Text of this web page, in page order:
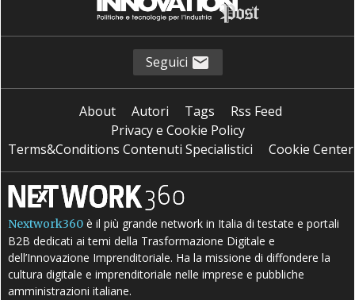
Seguici
About Autori Tags
Rss Feed
Privacy e Cookie Policy
Terms&Conditions Contenuti Specialistici
Cookie Center
Nextwork360 è il più grande network in Italia di testate e portali
B2B dedicati ai temi della Trasformazione Digitale e
dell’Innovazione Imprenditoriale. Ha la missione di diffondere la
cultura digitale e imprenditoriale nelle imprese e pubbliche
amministrazioni italiane.